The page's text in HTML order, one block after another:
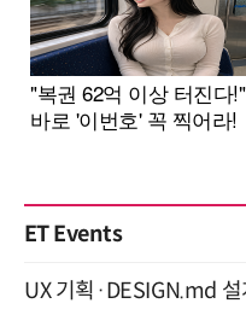
ET Events